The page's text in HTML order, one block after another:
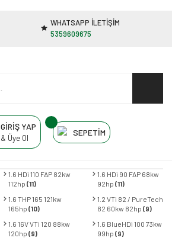
WHATSAPP İLETİŞİM
5359609675
GİRİŞ YAP
& Üye Ol
SEPETİM
1.6 HDi 110 FAP 82kw
112hp(11)
1.6 HDi 90 FAP 68kw
92hp (11)
1.6 THP 165 121kw
165hp(10)
1.2 VTi 82 / PureTech
82 60kw 82hp (9)
1.6 16V VTi 120 88kw
120hp(9)
1.6 BlueHDi 100 73kw
99hp (9)